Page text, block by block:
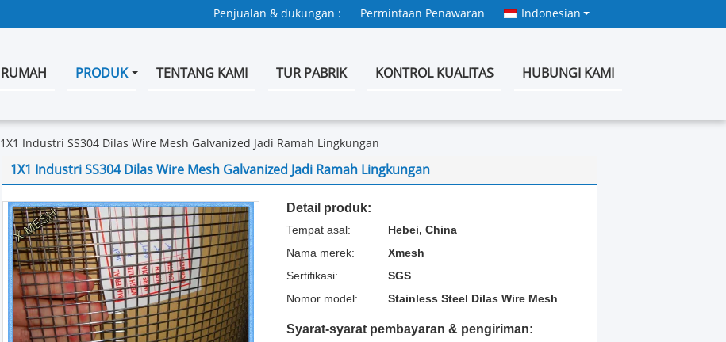
Penjualan & dukungan : Permintaan Penawaran Indonesian
RUMAH PRODUK TENTANG KAMI TUR PABRIK KONTROL KUALITAS HUBUNGI KAMI
1X1 Industri SS304 Dilas Wire Mesh Galvanized Jadi Ramah Lingkungan
1X1 Industri SS304 Dilas Wire Mesh Galvanized Jadi Ramah Lingkungan
Detail produk:
Tempat asal:
Hebei, China
Nama merek:
Xmesh
Sertifikasi:
SGS
Nomor model:
Stainless Steel Dilas Wire Mesh
Syarat-syarat pembayaran & pengiriman: